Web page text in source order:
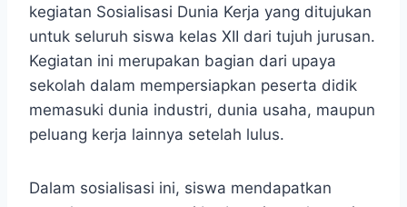
kegiatan Sosialisasi Dunia Kerja yang ditujukan
untuk seluruh siswa kelas XII dari tujuh jurusan.
Kegiatan ini merupakan bagian dari upaya
sekolah dalam mempersiapkan peserta didik
memasuki dunia industri, dunia usaha, maupun
peluang kerja lainnya setelah lulus.
Dalam sosialisasi ini, siswa mendapatkan